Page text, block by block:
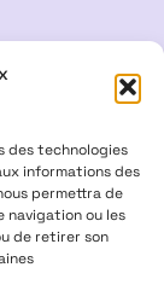
des technologies
informations des
permettra de
navigation ou les
de retirer son
CONFORMES À LA